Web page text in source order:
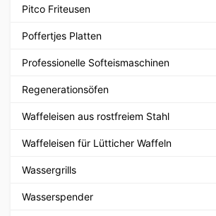
Pitco Friteusen
Poffertjes Platten
Professionelle Softeismaschinen
Regenerationsöfen
Waffeleisen aus rostfreiem Stahl
Waffeleisen für Lütticher Waffeln
Wassergrills
Wasserspender